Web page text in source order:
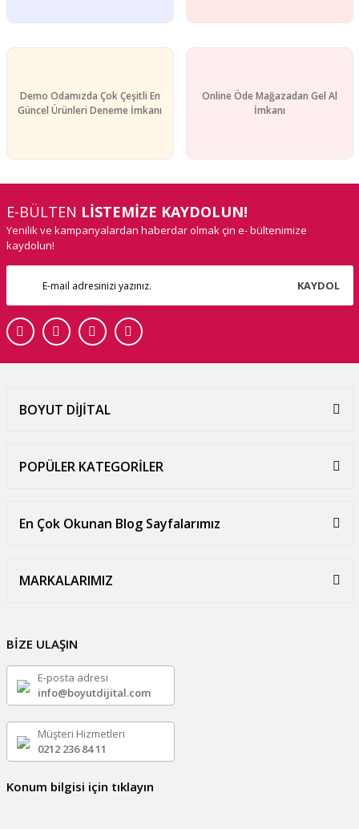
Demo Odamızda Çok Çeşitli En
Güncel Ürünleri Deneme İmkanı
Online Öde Mağazadan Gel Al
İmkanı
E-BÜLTEN LİSTEMİZE KAYDOLUN!
Yenilik ve kampanyalardan haberdar olmak çin e- bültenimize
kaydolun!
KAYDOL
BOYUT DİJİTAL
POPÜLER KATEGORİLER
En Çok Okunan Blog Sayfalarımız
MARKALARIMIZ
BİZE ULAŞIN
E-posta adresi
info@boyutdijital.com
Müşteri Hizmetleri
0212 236 84 11
Konum bilgisi için tıklayın